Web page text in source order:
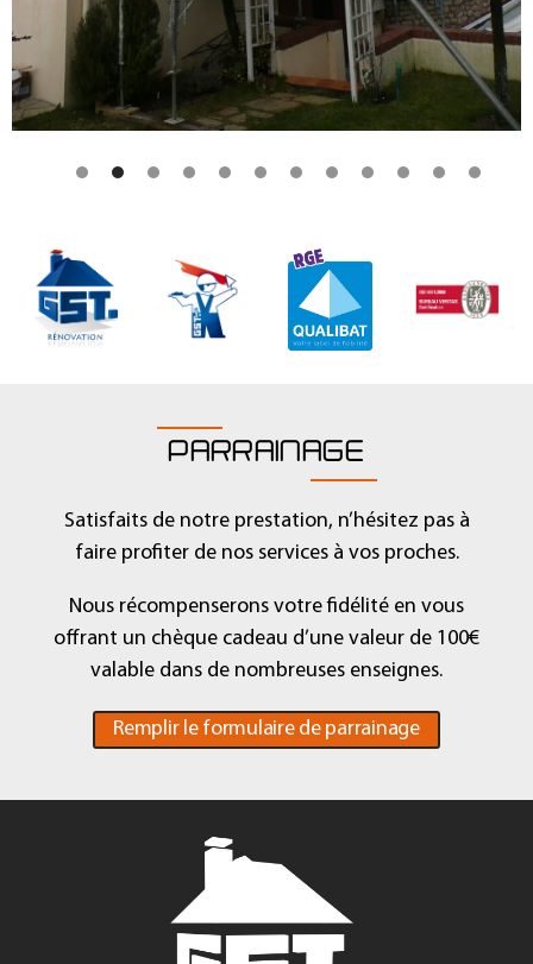
1 2 3 4 5 6 7 8 9
1
1
1
PARRAINAGE
Satisfaits de notre prestation, n’hésitez pas à
faire profiter de nos services à vos proches.
Nous récompenserons votre fidélité en vous
offrant un chèque cadeau d’une valeur de 100€
valable dans de nombreuses enseignes.
Remplir le formulaire de parrainage